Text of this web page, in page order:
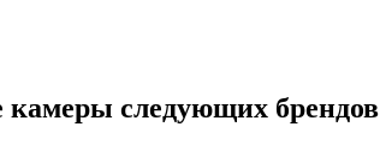
следующих брендов